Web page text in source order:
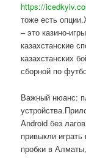
https://
тоже есть
– это казино-
казахстанские
казахстанских
сборной по
Важный нюанс:
Android без
привыкли
пробки в